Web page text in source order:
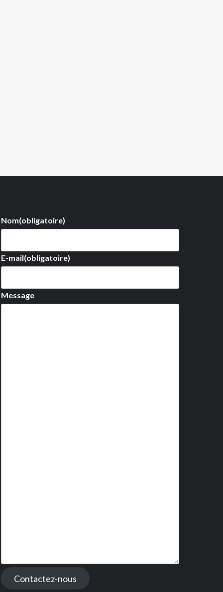
Nom(obligatoire)
E-mail(obligatoire)
Message
Contactez-nous